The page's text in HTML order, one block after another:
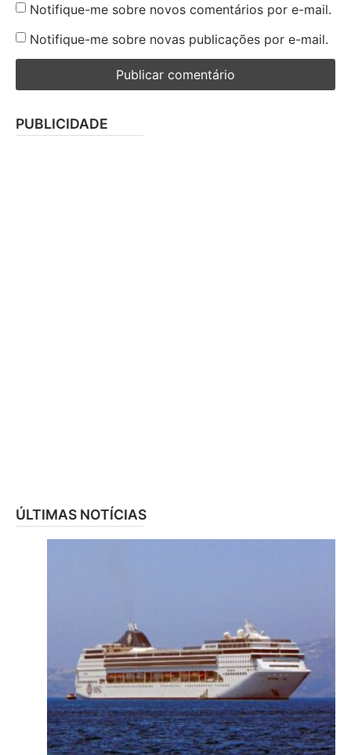
Notifique-me sobre novos comentários por e-mail.
Notifique-me sobre novas publicações por e-mail.
PUBLICIDADE
ÚLTIMAS NOTÍCIAS